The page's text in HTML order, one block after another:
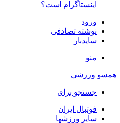
اینستاگرام است؟
ورود
نوشته تصادفی
سایدبار
منو
همسو ورزشی
جستجو برای
فوتبال ایران
سایر ورزشها